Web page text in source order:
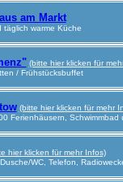
am Markt
warme Küche
(bitte hier klicken für
/ Frühstücksbuffet
(bitte hier klicken für mehr
Ferienhäusern, Schwimmbad
hier klicken für mehr Infos)
WC, Telefon,